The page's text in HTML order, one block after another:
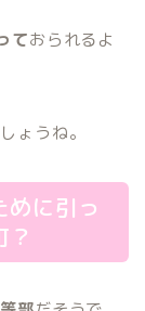
ておられるよ
ょうね。
に引っ